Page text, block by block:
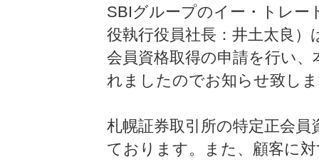
SBIグループのイー・トレー
役執行役員社長：井土太良
会員資格取得の申請を行い
れましたのでお知らせ致し
札幌証券取引所の特定正会
ております。また、顧客に